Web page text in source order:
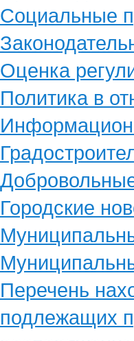
Социальные
Оценка
Политика в
Городские
Перечень
подлежащих